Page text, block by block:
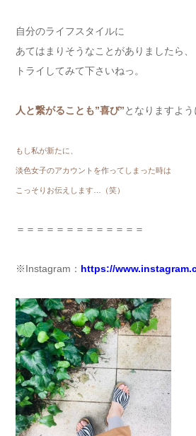
自分のライフスタイルに
あてはまりそうなことがありましたら、
トライしてみて下さいねっ。
人と繋がることも”喜び”となりますよう
もし私が新たに、
淡色女子のアカウントを作ってしまった時は
こっそりお伝えします…（笑）
＝＝＝＝＝＝＝＝＝＝＝＝＝
※Instagram： https://